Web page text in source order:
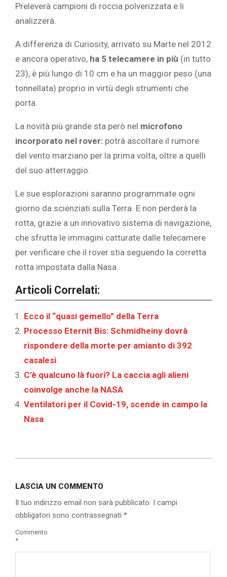
Preleverà campioni di roccia polverizzata e li
analizzerà.
A differenza di Curiosity, arrivato su Marte nel 2012
e ancora operativo, ha 5 telecamere in più (in tutto
23), è più lungo di 10 cm e ha un maggior peso (una
tonnellata) proprio in virtù degli strumenti che
porta.
La novità più grande sta però nel microfono
incorporato nel rover: potrà ascoltare il rumore
del vento marziano per la prima volta, oltre a quelli
del suo atterraggio.
Le sue esplorazioni saranno programmate ogni
giorno da scienziati sulla Terra. E non perderà la
rotta, grazie a un innovativo sistema di navigazione,
che sfrutta le immagini catturate dalle telecamere
per verificare che il rover stia seguendo la corretta
rotta impostata dalla Nasa.
Articoli Correlati:
Ecco il “quasi gemello” della Terra
Processo Eternit Bis: Schmidheiny dovrà
rispondere della morte per amianto di 392
casalesi
C’è qualcuno là fuori? La caccia agli alieni
coinvolge anche la NASA
Ventilatori per il Covid-19, scende in campo la
Nasa
11
LASCIA UN COMMENTO
Il tuo indirizzo email non sarà pubblicato. I campi
obbligatori sono contrassegnati *
Commento
*